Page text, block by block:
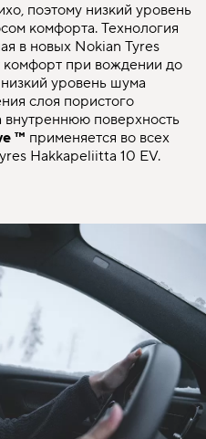
поэтому низкий уровень
комфорта. Технология
в новых Nokian Tyres
комфорт при вождении до
уровень шума
слоя пористого
внутреннюю поверхность
™ применяется во всех
Hakkapeliitta 10 EV.